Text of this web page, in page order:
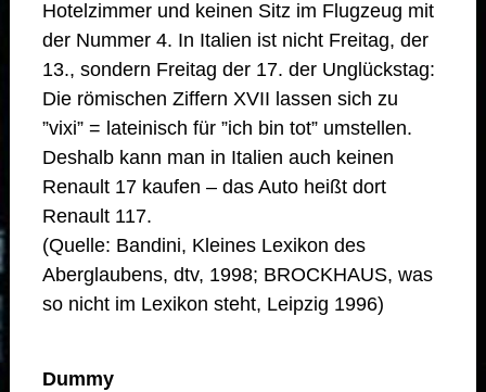
Hotelzimmer und keinen Sitz im Flugzeug mit
der Nummer 4. In Italien ist nicht Freitag, der
13., sondern Freitag der 17. der Unglückstag:
Die römischen Ziffern XVII lassen sich zu
”vixi” = lateinisch für ”ich bin tot” umstellen.
Deshalb kann man in Italien auch keinen
Renault 17 kaufen – das Auto heißt dort
Renault 117.
(Quelle: Bandini, Kleines Lexikon des
Aberglaubens, dtv, 1998; BROCKHAUS, was
so nicht im Lexikon steht, Leipzig 1996)
Dummy